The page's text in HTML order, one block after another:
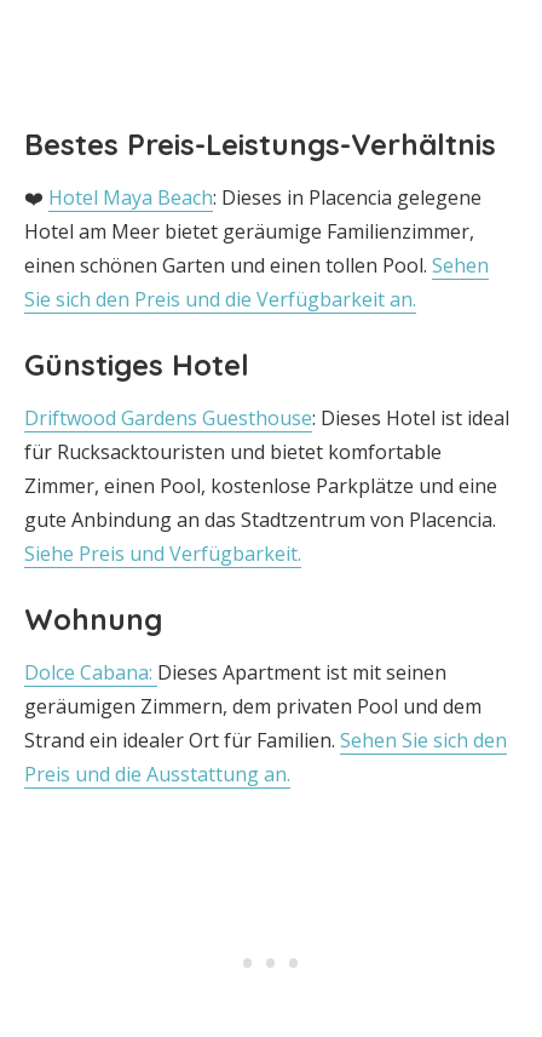
Bestes Preis-Leistungs-Verhältnis
❤️ Hotel Maya Beach: Dieses in Placencia gelegene
Hotel am Meer bietet geräumige Familienzimmer,
einen schönen Garten und einen tollen Pool. Sehen
Sie sich den Preis und die Verfügbarkeit an.
Günstiges Hotel
Driftwood Gardens Guesthouse: Dieses Hotel ist ideal
für Rucksacktouristen und bietet komfortable
Zimmer, einen Pool, kostenlose Parkplätze und eine
gute Anbindung an das Stadtzentrum von Placencia.
Siehe Preis und Verfügbarkeit.
Wohnung
Dolce Cabana: Dieses Apartment ist mit seinen
geräumigen Zimmern, dem privaten Pool und dem
Strand ein idealer Ort für Familien. Sehen Sie sich den
Preis und die Ausstattung an.